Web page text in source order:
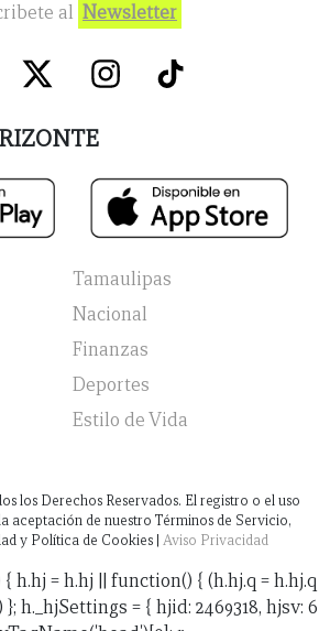
al Newsletter
Tamaulipas
Nacional
Finanzas
Deportes
Estilo de Vida
los Derechos Reservados. El registro o el uso
aceptación de nuestro Términos de Servicio,
y Política de Cookies | Aviso Privacidad
h.hj = h.hj || function() { (h.hj.q = h.hj.q
h._hjSettings = { hjid: 2469318, hjsv: 6